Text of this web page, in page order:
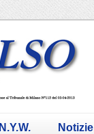
N.Y.W. Notizie